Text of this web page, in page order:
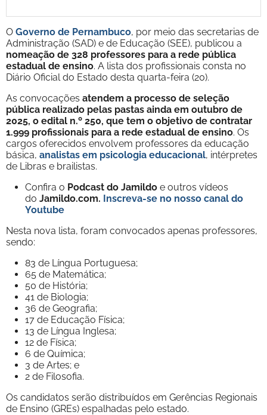
O Governo de Pernambuco, por meio das secretarias de
Administração (SAD) e de Educação (SEE), publicou a
nomeação de 328 professores para a rede pública
estadual de ensino. A lista dos profissionais consta no
Diário Oficial do Estado desta quarta-feira (20).
As convocações atendem a processo de seleção
pública realizado pelas pastas ainda em outubro de
2025, o edital n.º 250, que tem o objetivo de contratar
1.999 profissionais para a rede estadual de ensino. Os
cargos oferecidos envolvem professores da educação
básica, analistas em psicologia educacional, intérpretes
de Libras e brailistas.
Confira o Podcast do Jamildo e outros vídeos
do Jamildo.com. Inscreva-se no nosso canal do
Youtube
Nesta nova lista, foram convocados apenas professores,
sendo:
83 de Língua Portuguesa;
65 de Matemática;
50 de História;
41 de Biologia;
36 de Geografia;
17 de Educação Física;
13 de Língua Inglesa;
12 de Física;
6 de Química;
3 de Artes; e
2 de Filosofia.
Os candidatos serão distribuídos em Gerências Regionais
de Ensino (GREs) espalhadas pelo estado.